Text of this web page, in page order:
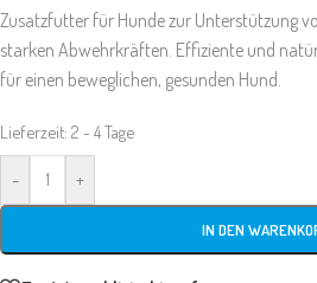
Zusatzfutter für Hunde zur Unterstützung
starken Abwehrkräften. Effiziente und
für einen beweglichen, gesunden Hund.
Lieferzeit: 2 - 4 Tage
- +
IN DEN